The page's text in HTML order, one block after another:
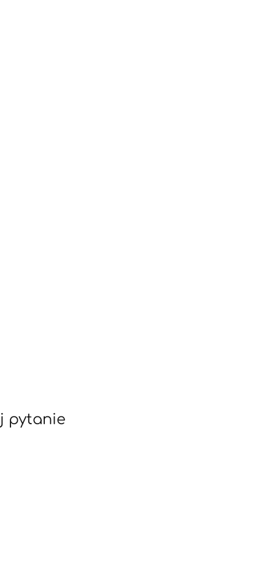
pytanie